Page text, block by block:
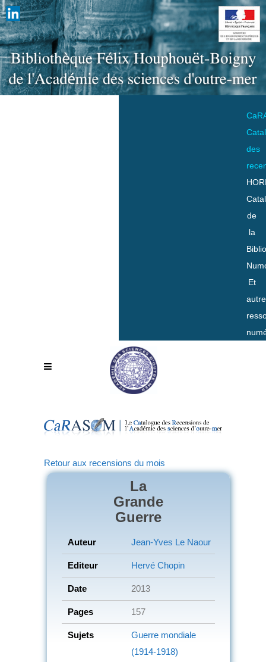
des
de
la
Et
Retour aux recensions du mois
La
Grande
Guerre
Auteur Jean-Yves Le Naour
Editeur Hervé Chopin
Date 2013
Pages 157
Sujets
Guerre mondiale
(1914-1918)